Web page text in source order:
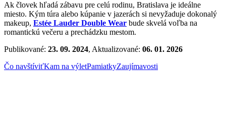
Ak človek hľadá zábavu pre celú rodinu, Bratislava je ideálne
miesto. Kým túra alebo kúpanie v jazerách si nevyžaduje dokonalý
makeup, Estée Lauder Double Wear bude skvelá voľba na
romantickú večeru a prechádzku mestom.
Publikované: 23. 09. 2024, Aktualizované: 06. 01. 2026
Čo navštíviťKam na výletPamiatkyZaujímavosti